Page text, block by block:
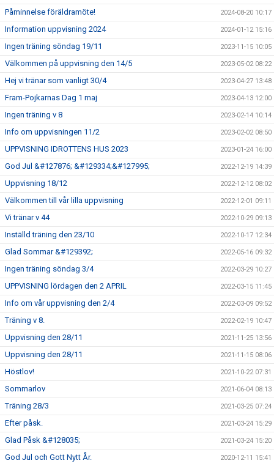
Påminnelse föräldramöte! 2024-08-20 10:17
Information uppvisning 2024 2024-01-12 15:16
Ingen träning söndag 19/11 2023-11-15 10:05
Välkommen på uppvisning den 14/5 2023-05-02 08:22
Hej vi tränar som vanligt 30/4 2023-04-27 13:48
Fram-Pojkarnas Dag 1 maj 2023-04-13 12:00
Ingen träning v 8 2023-02-14 10:14
Info om uppvisningen 11/2 2023-02-02 08:50
UPPVISNING IDROTTENS HUS 2023 2023-01-24 16:00
God Jul &#127876; &#129334;&#127995; 2022-12-19 14:39
Uppvisning 18/12 2022-12-12 08:02
Välkommen till vår lilla uppvisning 2022-12-01 09:11
Vi tränar v 44 2022-10-29 09:13
Inställd träning den 23/10 2022-10-17 12:34
Glad Sommar &#129392; 2022-05-16 09:32
Ingen träning söndag 3/4 2022-03-29 10:27
UPPVISNING lördagen den 2 APRIL 2022-03-15 11:45
Info om vår uppvisning den 2/4 2022-03-09 09:52
Träning v 8. 2022-02-19 10:47
Uppvisning den 28/11 2021-11-25 13:56
Uppvisning den 28/11 2021-11-15 08:06
Höstlov! 2021-10-22 07:31
Sommarlov 2021-06-04 08:13
Träning 28/3 2021-03-25 07:24
Efter påsk. 2021-03-24 15:29
Glad Påsk &#128035; 2021-03-24 15:20
God Jul och Gott Nytt År. 2020-12-11 15:41